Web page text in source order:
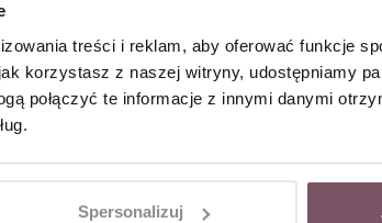
treści i reklam, aby oferować funkcje
korzystasz z naszej witryny, udostępniamy
połączyć te informacje z innymi danymi
Spersonalizuj